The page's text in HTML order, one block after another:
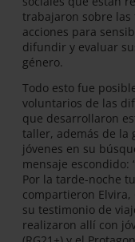
trabajaron sobre
acciones para
difundir y evaluar
género.
Todo esto fue
voluntarios de las
que desarrollaron
taller, además de la
jóvenes en su
mensaje escondido:
Por la tarde-noche
compartieron Elvira,
su testimonio de
realizaron allí con